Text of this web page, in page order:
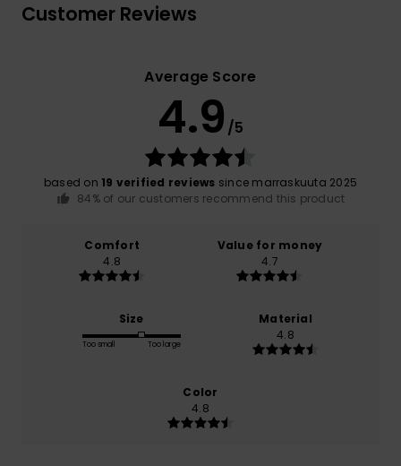
Customer Reviews
Average Score
4.9 /5
based on 19 verified reviews since marraskuuta 2025
84% of our customers recommend this product
Comfort
4.8
Value for money
4.7
Size
Too small Too large
Material
4.8
Color
4.8